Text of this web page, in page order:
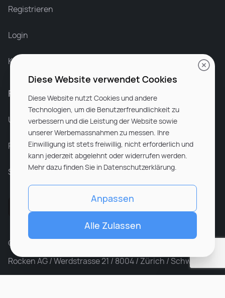
Registrieren
Login
Karriere bei Rocken
Für Unternehmen
Unsere Dienstleistungen
Partnerunternehmen
Sitemap
© ROCKEN 2026. All rights reserved
Rocken AG / Werdstrasse 21 / 8004 / Zürich / Schweiz
Diese Website verwendet Cookies
Diese Website nutzt Cookies und andere
Technologien, um die Benutzerfreundlichkeit zu
verbessern und die Leistung der Website sowie
unserer Werbemassnahmen zu messen. Ihre
Einwilligung ist stets freiwillig, nicht erforderlich und
kann jederzeit abgelehnt oder widerrufen werden.
Mehr dazu finden Sie in Datenschutzerklärung.
Anpassen
Alle Zulassen